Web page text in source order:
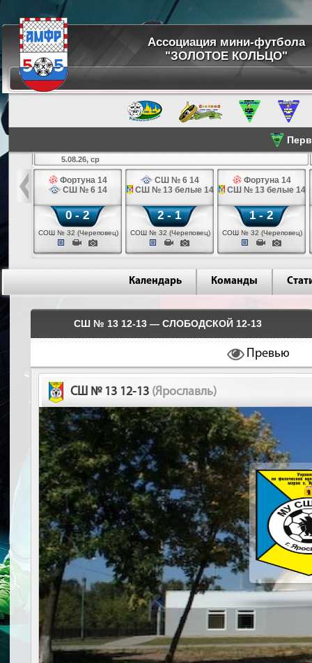
Ассоциация мини-футбола
"ЗОЛОТОЕ КОЛЬЦО"
14
5.08.26, ср
Фортуна 14
СШ № 6 14
0 - 2
СОШ № 32 (Череповец)
СШ № 6 14
СШ № 13 белые 14
2 - 1
СОШ № 32 (Череповец)
Фортуна 14
СШ № 13 белые 14
1 - 2
СОШ № 32 (Череповец)
Календарь Команды
СШ № 13 12-13 — СЛОБОДСКОЙ 12-13
Превью
СШ № 13 12-13 (Ярославль)